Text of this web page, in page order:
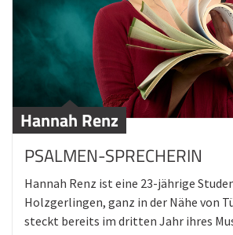
Hannah Renz
PSALMEN-SPRECHERIN
Hannah Renz ist eine 23-jährige
Holzgerlingen, ganz in der Nähe von
steckt bereits im dritten Jahr ihres